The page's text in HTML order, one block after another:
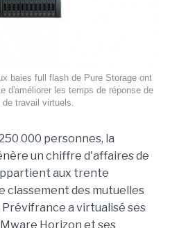
baies full flash de Pure Storage ont
d'améliorer les temps de réponse de
travail virtuels.
000 personnes, la
un chiffre d'affaires de
aux trente
classement des mutuelles
Prévifrance a virtualisé ses
Horizon et ses